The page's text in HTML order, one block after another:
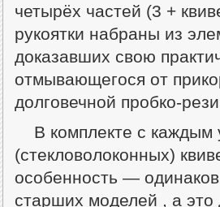
четырёх частей (3 +
рукоятки набраны из
доказавших свою
отмывающегося от
долговечной пробко-
В комплекте с
(стекловолоконных)
особенность —
старших моделей , а это